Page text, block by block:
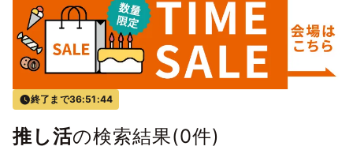
終了まで36:51:43
推し活の検索結果(0件)